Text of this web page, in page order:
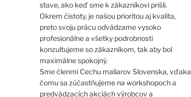
stave, ako keď sme k zákazníkovi prišli.
Okrem čistoty, je našou prioritou aj kvalita,
preto svoju prácu odvádzame vysoko
profesionálne a všetky podrobnosti
konzultujeme so zákazníkom, tak aby bol
maximálne spokojný.
Sme členmi Cechu maliarov Slovenska, vďaka
čomu sa zúčastňujeme na workshopoch a
predvádzacích akciách výrobcov a